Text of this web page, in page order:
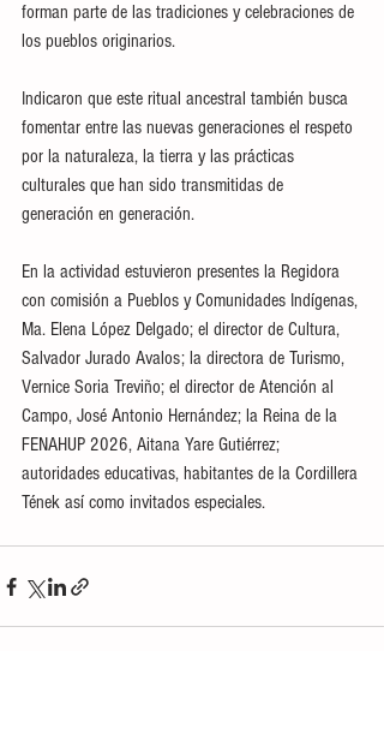
forman parte de las tradiciones y celebraciones de
los pueblos originarios.
Indicaron que este ritual ancestral también busca
fomentar entre las nuevas generaciones el respeto
por la naturaleza, la tierra y las prácticas
culturales que han sido transmitidas de
generación en generación.
En la actividad estuvieron presentes la Regidora
con comisión a Pueblos y Comunidades Indígenas,
Ma. Elena López Delgado; el director de Cultura,
Salvador Jurado Avalos; la directora de Turismo,
Vernice Soria Treviño; el director de Atención al
Campo, José Antonio Hernández; la Reina de la
FENAHUP 2026, Aitana Yare Gutiérrez;
autoridades educativas, habitantes de la Cordillera
Tének así como invitados especiales.